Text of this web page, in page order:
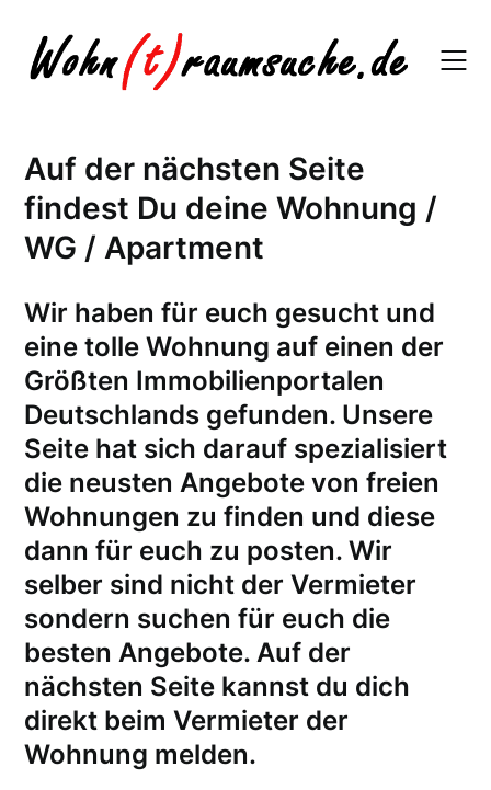
content
Auf der nächsten Seite
findest Du deine Wohnung /
WG / Apartment
Wir haben für euch gesucht und
eine tolle Wohnung auf einen der
Größten Immobilienportalen
Deutschlands gefunden. Unsere
Seite hat sich darauf spezialisiert
die neusten Angebote von freien
Wohnungen zu finden und diese
dann für euch zu posten. Wir
selber sind nicht der Vermieter
sondern suchen für euch die
besten Angebote. Auf der
nächsten Seite kannst du dich
direkt beim Vermieter der
Wohnung melden.